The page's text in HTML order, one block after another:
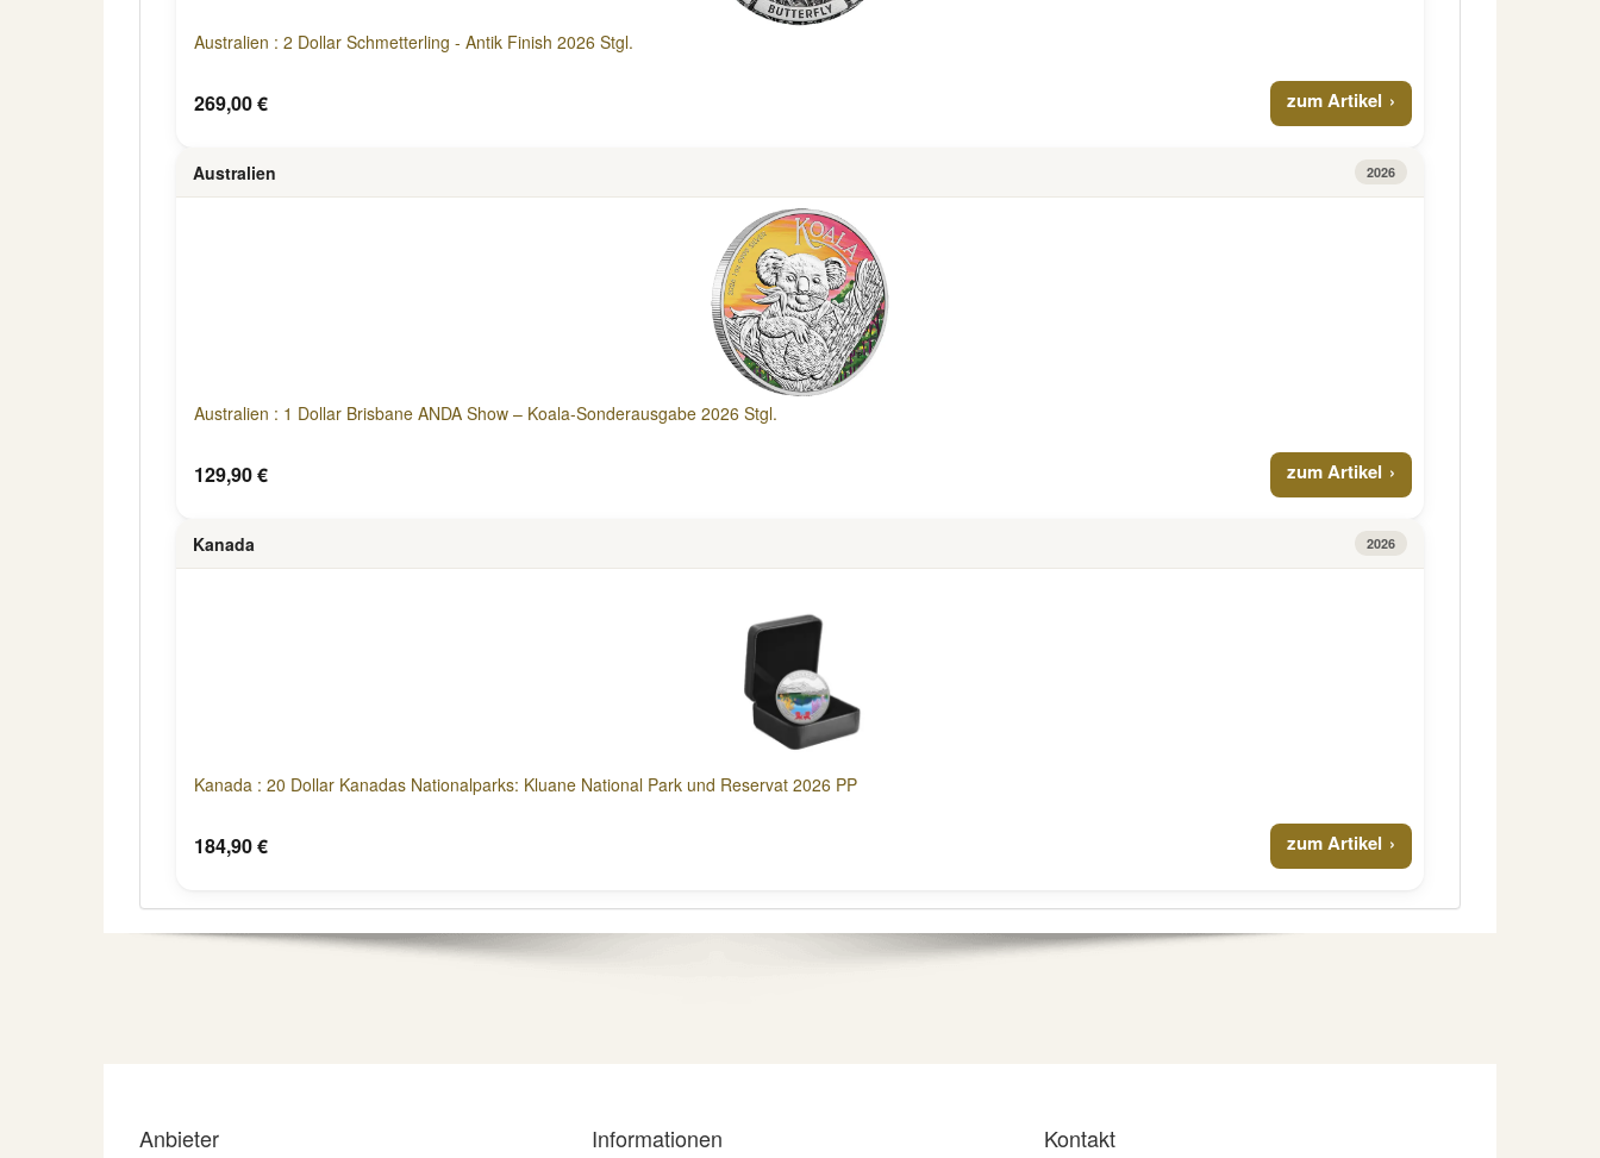
Australien : 2 Dollar Schmetterling - Antik Finish 2026 Stgl.
269,00 € zum Artikel
Australien 2026
Australien : 1 Dollar Brisbane ANDA Show – Koala-Sonderausgabe 2026 Stgl.
129,90 € zum Artikel
Kanada 2026
Kanada : 20 Dollar Kanadas Nationalparks: Kluane National Park und Reservat 2026 PP
184,90 € zum Artikel
Anbieter Informationen Kontakt